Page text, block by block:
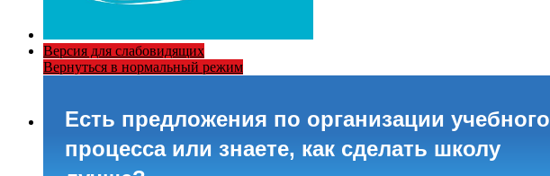
Версия для слабовидящих
Вернуться в нормальный режим
Есть предложения по организации учебного
процесса или знаете, как сделать школу